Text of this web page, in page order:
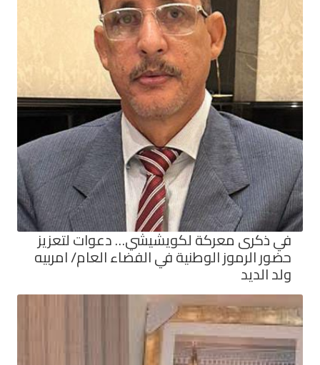
في ذكرى معركة لكويشيشي… دعوات لتعزيز
حضور الرموز الوطنية في الفضاء العام/ امربيه
ولد الديد